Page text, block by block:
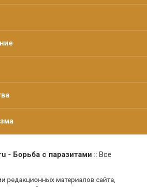
- Борьба с паразитами :: Все
редакционных материалов сайта,